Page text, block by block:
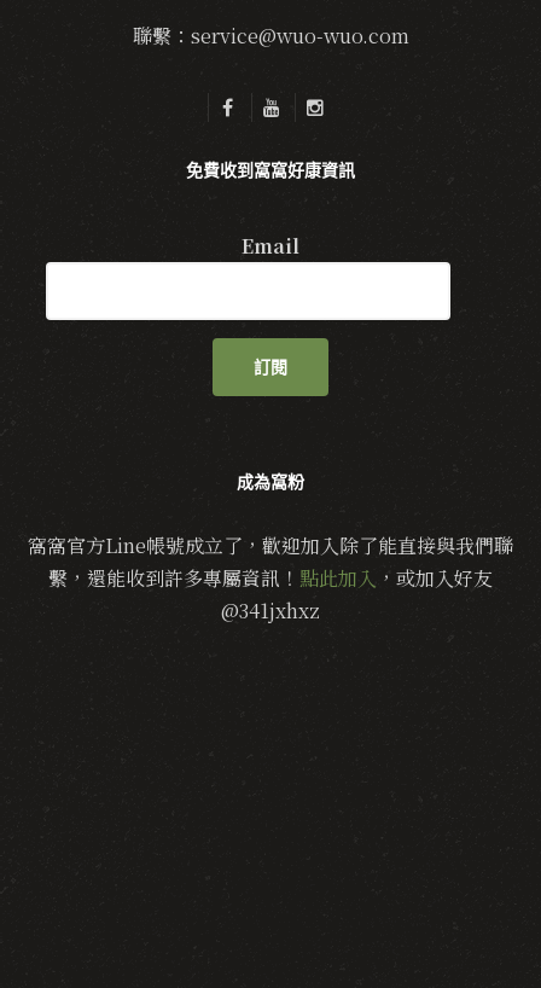
聯繫：service@wuo-wuo.com
免費收到窩窩好康資訊
Email
訂閱
成為窩粉
窩窩官方Line帳號成立了，歡迎加入除了能直接與我們聯
繫，還能收到許多專屬資訊！ 點此加入 ，或加入好友
@341jxhxz